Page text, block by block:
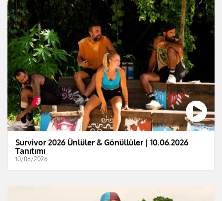
Survivor 2026 Ünlüler & Gönüllüler | 10.06.2026
Tanıtımı
10/06/2026